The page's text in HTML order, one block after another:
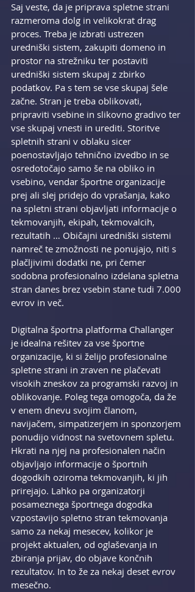
Saj veste, da je priprava spletne strani
razmeroma dolg in velikokrat drag
proces. Treba je izbrati ustrezen
uredniški sistem, zakupiti domeno in
prostor na strežniku ter postaviti
uredniški sistem skupaj z zbirko
podatkov. Pa s tem se vse skupaj šele
začne. Stran je treba oblikovati,
pripraviti vsebine in slikovno gradivo ter
vse skupaj vnesti in urediti. Storitve
spletnih strani v oblaku sicer
poenostavljajo tehnično izvedbo in se
osredotočajo samo še na obliko in
vsebino, vendar športne organizacije
prej ali slej pridejo do vprašanja, kako
na spletni strani objavljati informacije o
tekmovanjih, ekipah, tekmovalcih,
rezultatih … Običajni uredniški sistemi
namreč te zmožnosti ne ponujajo, niti s
plačljivimi dodatki ne, pri čemer
sodobna profesionalno izdelana spletna
stran danes brez vsebin stane tudi 7.000
evrov in več.
Digitalna športna platforma Challanger
je idealna rešitev za vse športne
organizacije, ki si želijo profesionalne
spletne strani in zraven ne plačevati
visokih zneskov za programski razvoj in
oblikovanje. Poleg tega omogoča, da že
v enem dnevu svojim članom,
navijačem, simpatizerjem in sponzorjem
ponudijo vidnost na svetovnem spletu.
Hkrati na njej na profesionalen način
objavljajo informacije o športnih
dogodkih oziroma tekmovanjih, ki jih
prirejajo. Lahko pa organizatorji
posameznega športnega dogodka
vzpostavijo spletno stran tekmovanja
samo za nekaj mesecev, kolikor je
projekt aktualen, od oglaševanja in
zbiranja prijav, do objave končnih
rezultatov. In to že za nekaj deset evrov
mesečno.